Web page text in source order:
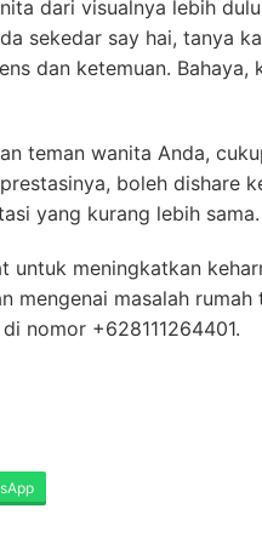
dari visualnya lebih
sekedar say hai, tanya
dan ketemuan. Bahaya,
teman wanita Anda,
boleh dishare
yang kurang lebih sama.
untuk meningkatkan
mengenai masalah rumah
nomor +628111264401.